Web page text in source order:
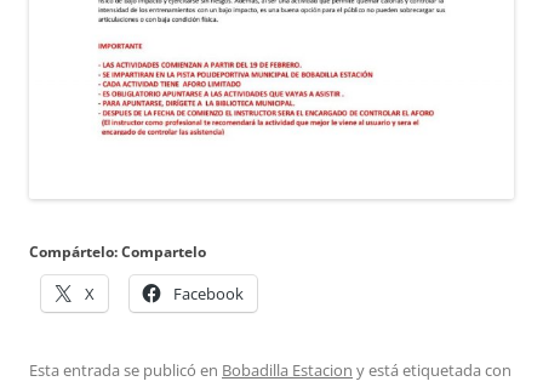
Compártelo: Compartelo
X Facebook
Esta entrada se publicó en Bobadilla Estacion y está etiquetada con